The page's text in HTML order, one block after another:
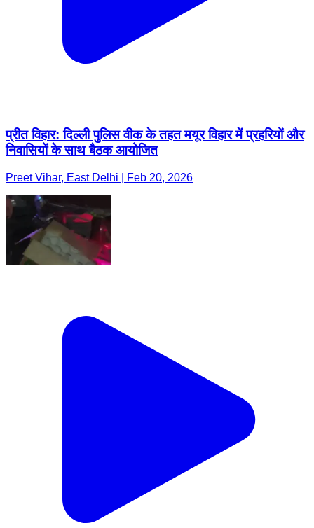
प्रीत विहार: दिल्ली पुलिस वीक के तहत मयूर विहार में प्रहरियों और
निवासियों के साथ बैठक आयोजित
Preet Vihar, East Delhi | Feb 20, 2026